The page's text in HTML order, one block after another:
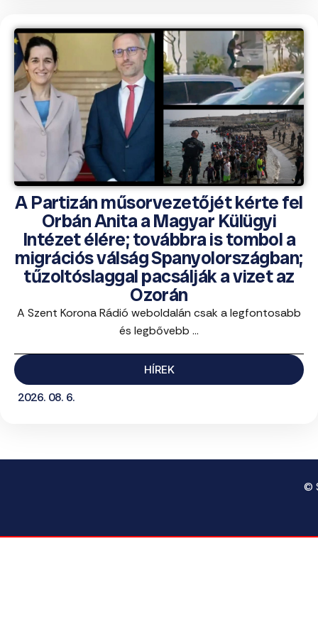
A Partizán műsorvezetőjét kérte fel
Orbán Anita a Magyar Külügyi
Intézet élére; továbbra is tombol a
migrációs válság Spanyolországban;
tűzoltóslaggal pacsálják a vizet az
Ozorán
A Szent Korona Rádió weboldalán csak a legfontosabb
és legbővebb ...
HÍREK
2026. 08. 6.
©